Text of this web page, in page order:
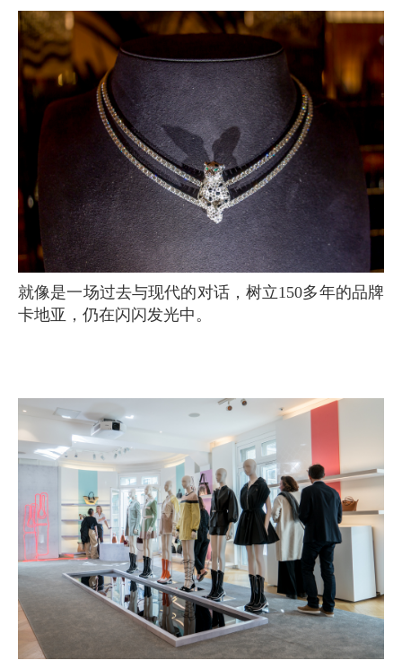
就像是一场过去与现代的对话，树立150多年的品牌
卡地亚，仍在闪闪发光中。